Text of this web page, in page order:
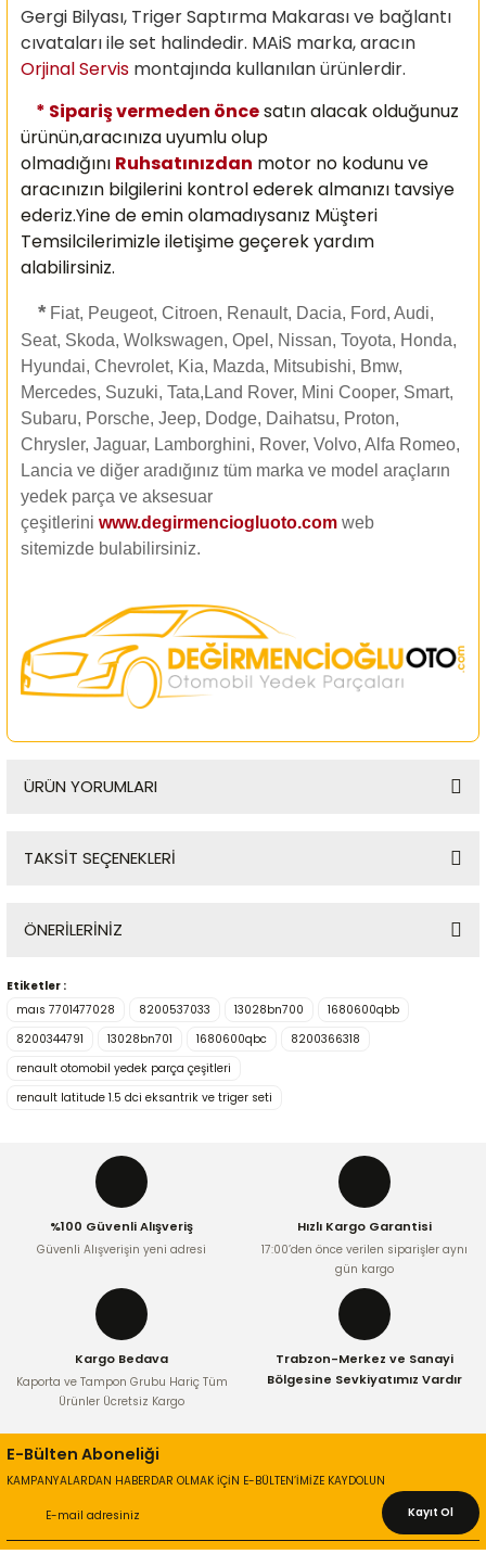
Gergi Bilyası, Triger Saptırma Makarası ve bağlantı
cıvataları ile set halindedir. MAiS marka, aracın
Orjinal Servis montajında kullanılan ürünlerdir.
* Sipariş vermeden öncesatın alacak olduğunuz
ürünün,aracınıza uyumlu olup
olmadığını Ruhsatınızdan motor no kodunu ve
aracınızın bilgilerini kontrol ederek almanızı tavsiye
ederiz.Yine de emin olamadıysanız Müşteri
Temsilcilerimizle iletişime geçerek yardım
alabilirsiniz.
* Fiat, Peugeot, Citroen, Renault, Dacia, Ford, Audi,
Seat, Skoda, Wolkswagen, Opel, Nissan, Toyota, Honda,
Hyundai, Chevrolet, Kia, Mazda, Mitsubishi, Bmw,
Mercedes, Suzuki, Tata,Land Rover, Mini Cooper, Smart,
Subaru, Porsche, Jeep, Dodge, Daihatsu, Proton,
Chrysler, Jaguar, Lamborghini, Rover, Volvo, Alfa Romeo,
Lancia ve diğer aradığınız tüm marka ve model araçların
yedek parça ve aksesuar
çeşitlerini www.degirmenciogluoto.com web
sitemizde bulabilirsiniz.
ÜRÜN YORUMLARI
TAKSİT SEÇENEKLERİ
ÖNERİLERİNİZ
Bu ürünün fiyat bilgisi, resim, ürün açıklamalarında ve diğer
konularda yetersiz gördüğünüz noktaları öneri formunu
kullanarak tarafımıza iletebilirsiniz.
Ürün resmi kalitesiz, bozuk veya görüntülenemiyor.
Ürün bilgilerinde hatalar bulunuyor.
Ürün fiyatı diğer sitelerden daha pahalı.
Bu ürüne benzer farklı alternatifler olmalı.
Etiketler :
maıs 7701477028
8200537033 13028bn700
1680600qbb
8200344791
13028bn701 1680600qbc
8200366318
renault otomobil yedek parça çeşitleri
renault latitude 1.5 dci eksantrik ve triger seti
%100 Güvenli Alışveriş
Güvenli Alışverişin yeni adresi
Hızlı Kargo Garantisi
17:00’den önce verilen siparişler aynı
gün kargo
Kargo Bedava
Kaporta ve Tampon Grubu Hariç Tüm
Ürünler Ücretsiz Kargo
Trabzon-Merkez ve Sanayi
Bölgesine Sevkiyatımız Vardır
E-Bülten Aboneliği
KAMPANYALARDAN HABERDAR OLMAK İÇİN E-BÜLTEN’İMİZE KAYDOLUN
Kayıt Ol